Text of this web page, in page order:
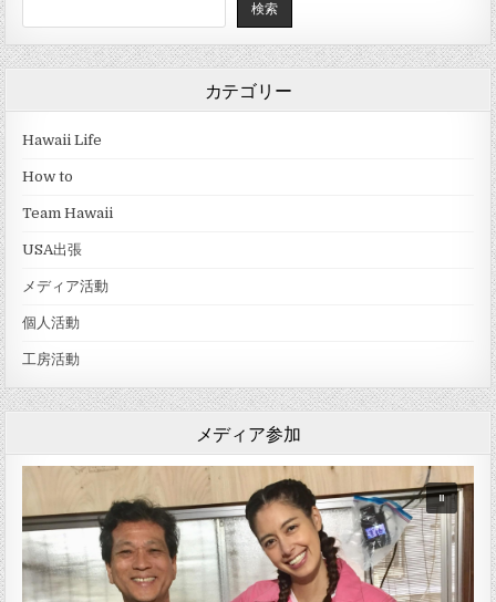
検索
カテゴリー
Hawaii Life
How to
Team Hawaii
USA出張
メディア活動
個人活動
工房活動
メディア参加